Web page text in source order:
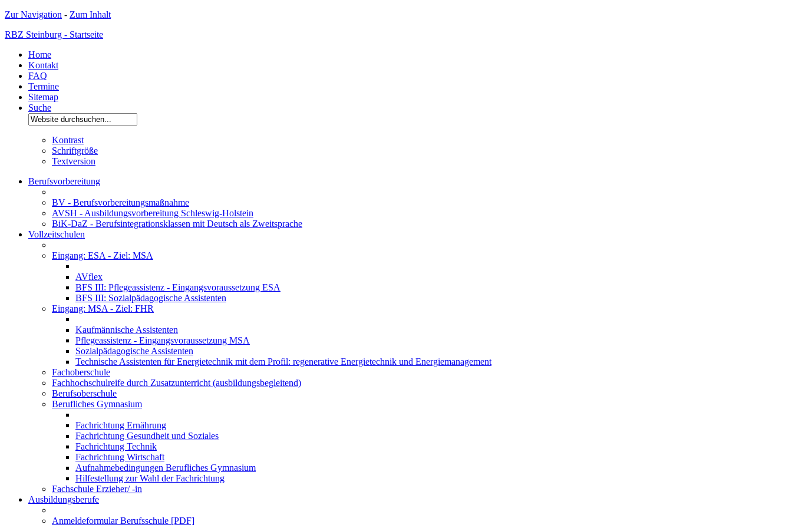
Zur Navigation - Zum Inhalt
RBZ Steinburg - Startseite
Home
Kontakt
FAQ
Termine
Sitemap
Suche
Kontrast
Schriftgröße
Textversion
Berufsvorbereitung
BV - Berufsvorbereitungsmaßnahme
AVSH - Ausbildungsvorbereitung Schleswig-Holstein
BiK-DaZ - Berufsintegrationsklassen mit Deutsch als Zweitsprache
Vollzeitschulen
Eingang: ESA - Ziel: MSA
AVflex
BFS III: Pflegeassistenz - Eingangsvoraussetzung ESA
BFS III: Sozialpädagogische Assistenten
Eingang: MSA - Ziel: FHR
Kaufmännische Assistenten
Pflegeassistenz - Eingangsvoraussetzung MSA
Sozialpädagogische Assistenten
Technische Assistenten für Energietechnik mit dem Profil: regenerative Energietechnik und Energiemanagement
Fachoberschule
Fachhochschulreife durch Zusatzunterricht (ausbildungsbegleitend)
Berufsoberschule
Berufliches Gymnasium
Fachrichtung Ernährung
Fachrichtung Gesundheit und Soziales
Fachrichtung Technik
Fachrichtung Wirtschaft
Aufnahmebedingungen Berufliches Gymnasium
Hilfestellung zur Wahl der Fachrichtung
Fachschule Erzieher/ -in
Ausbildungsberufe
Anmeldeformular Berufsschule [PDF]